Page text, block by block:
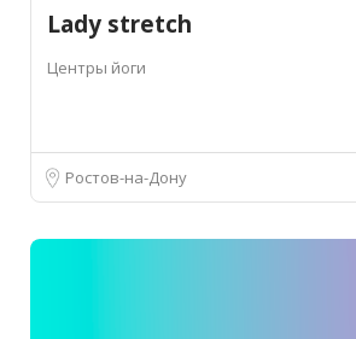
Lady stretch
Центры йоги
Ростов-на-Дону